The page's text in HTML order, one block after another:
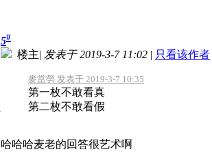
5#
楼主| 发表于 2019-3-7 11:02 | 只看该作者
麥當勞 发表于 2019-3-7 10:35
第一枚不敢看真
第二枚不敢看假
哈哈哈麦老的回答很艺术啊